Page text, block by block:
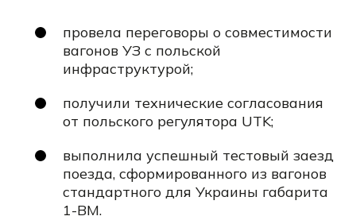
провела переговоры о совместимости
вагонов УЗ с польской
инфраструктурой;
получили технические согласования
от польского регулятора UTK;
выполнила успешный тестовый заезд
поезда, сформированного из вагонов
стандартного для Украины габарита
1-ВМ.